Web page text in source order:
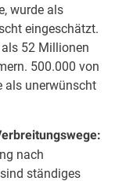
wurde als
eingeschätzt.
52 Millionen
500.000 von
als unerwünscht
nach
ständiges